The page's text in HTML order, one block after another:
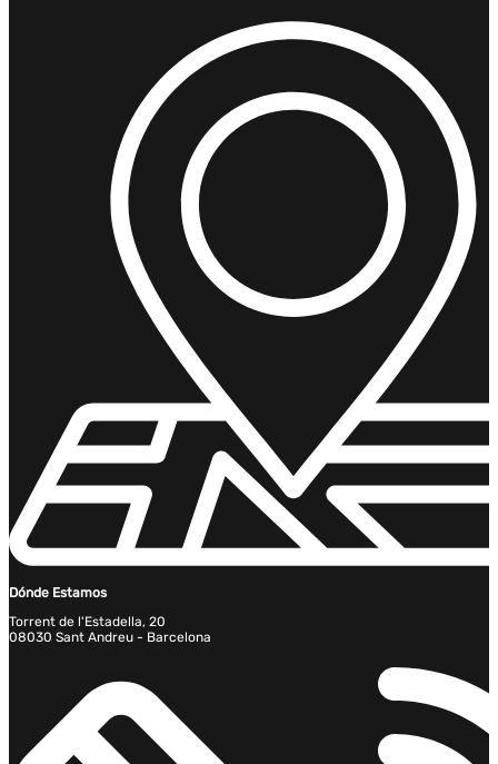
Dónde Estamos
Torrent de l'Estadella, 20
08030 Sant Andreu - Barcelona